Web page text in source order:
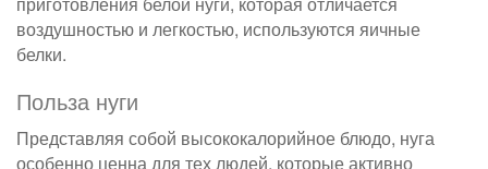
воздушностью и легкостью, используются яичные
белки.
Польза нуги
Представляя собой высококалорийное блюдо, нуга
особенно ценна для тех людей, которые активно